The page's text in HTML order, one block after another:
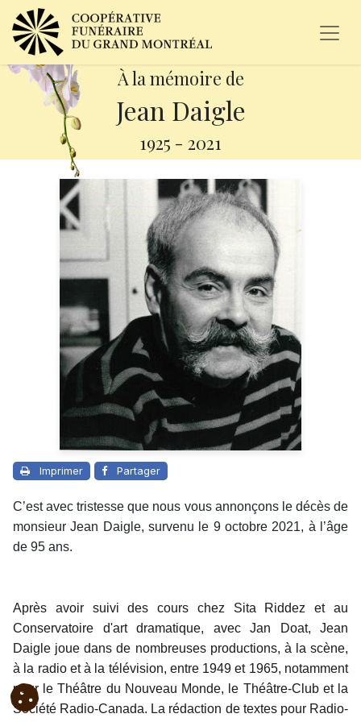
À la mémoire de
Jean Daigle
1925 - 2021
Imprimer Partager
C’est avec tristesse que nous vous annonçons le décès de
monsieur Jean Daigle, survenu le 9 octobre 2021, à l’âge
de 95 ans.
Après avoir suivi des cours chez Sita Riddez et au
Conservatoire d'art dramatique, avec Jan Doat, Jean
Daigle joue dans de nombreuses productions, à la scène,
à la radio et à la télévision, entre 1949 et 1965, notamment
pour le Théâtre du Nouveau Monde, le Théâtre-Club et la
Société Radio-Canada. La rédaction de textes pour Radio-